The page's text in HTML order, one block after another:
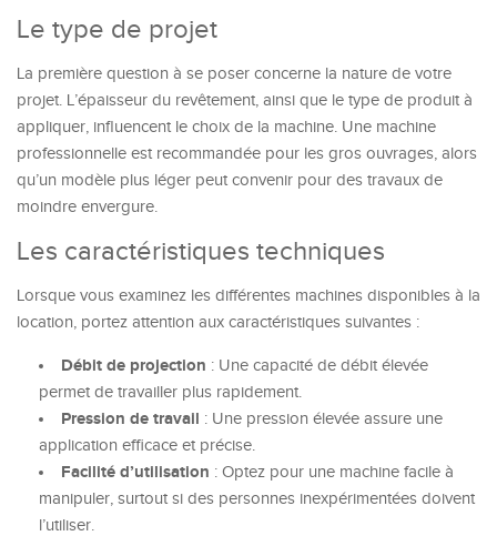
Le type de projet
La première question à se poser concerne la nature de votre
projet. L’épaisseur du revêtement, ainsi que le type de produit à
appliquer, influencent le choix de la machine. Une machine
professionnelle est recommandée pour les gros ouvrages, alors
qu’un modèle plus léger peut convenir pour des travaux de
moindre envergure.
Les caractéristiques techniques
Lorsque vous examinez les différentes machines disponibles à la
location, portez attention aux caractéristiques suivantes :
Débit de projection : Une capacité de débit élevée
permet de travailler plus rapidement.
Pression de travail : Une pression élevée assure une
application efficace et précise.
Facilité d’utilisation : Optez pour une machine facile à
manipuler, surtout si des personnes inexpérimentées doivent
l’utiliser.